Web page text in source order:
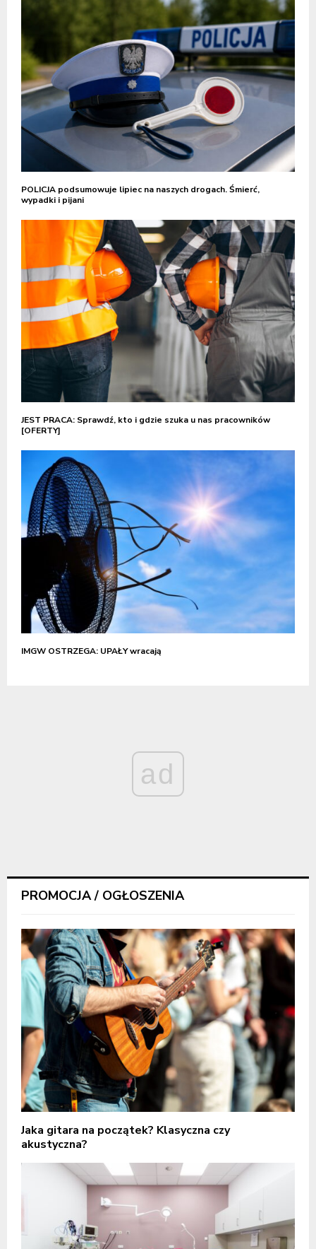
POLICJA podsumowuje lipiec na naszych drogach. Śmierć,
wypadki i pijani
JEST PRACA: Sprawdź, kto i gdzie szuka u nas pracowników
[OFERTY]
IMGW OSTRZEGA: UPAŁY wracają
ad
PROMOCJA / OGŁOSZENIA
Jaka gitara na początek? Klasyczna czy
akustyczna?